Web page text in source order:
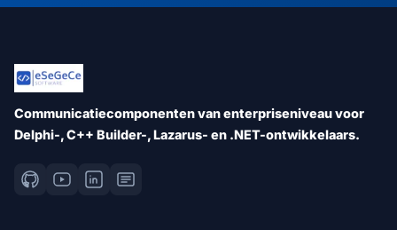
Communicatiecomponenten van enterpriseniveau voor
Delphi-, C++ Builder-, Lazarus- en .NET-ontwikkelaars.